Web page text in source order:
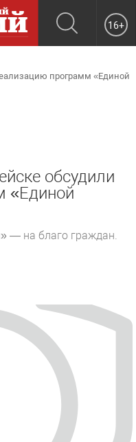
16+
программ «Единой
обсудили
«Единой
— на благо граждан.